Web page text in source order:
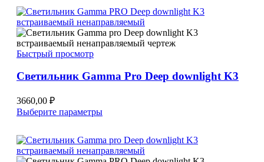
несколько
вариаций.
Опции
можно
странице
Быстрый просмотр
Светильник Gamma Pro Deep downlight K3
3660,00 ₽
Выберите параметрыЭтот
несколько
вариаций.